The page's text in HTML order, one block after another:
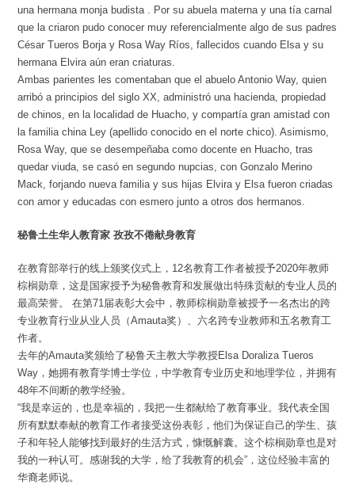
una hermana monja budista . Por su abuela materna y una tía carnal
que la criaron pudo conocer muy referencialmente algo de sus padres
César Tueros Borja y Rosa Way Ríos, fallecidos cuando Elsa y su
hermana Elvira aún eran criaturas.
Ambas parientes les comentaban que el abuelo Antonio Way, quien
arribó a principios del siglo XX, administró una hacienda, propiedad
de chinos, en la localidad de Huacho, y compartía gran amistad con
la familia china Ley (apellido conocido en el norte chico). Asimismo,
Rosa Way, que se desempeñaba como docente en Huacho, tras
quedar viuda, se casó en segundo nupcias, con Gonzalo Merino
Mack, forjando nueva familia y sus hijas Elvira y Elsa fueron criadas
con amor y educadas con esmero junto a otros dos hermanos.
秘鲁土生华人教育家 孜孜不倦献身教育
在教育部举行的线上颁奖仪式上，12名教育工作者被授予2020年教师
棕榈勋章，这是国家授予为秘鲁教育和发展做出特殊贡献的专业人员的
最高荣誉。 在第71届表彰大会中，教师棕榈勋章被授予一名杰出的跨
专业教育行业从业人员（Amauta奖）、六名跨专业教师和五名教育工
作者。
去年的Amauta奖颁给了秘鲁天主教大学教授Elsa Doraliza Tueros
Way，她拥有教育学博士学位，中学教育专业历史和地理学位，并拥有
48年不间断的教学经验。
“我是幸运的，也是幸福的，我把一生都献给了教育事业。我代表全国
所有默默奉献的教育工作者接受这份表彰，他们为保证自己的学生、孩
子和年轻人能够找到最好的生活方式，慷慨解囊。这个棕榈勋章也是对
我的一种认可。感谢我的大学，给了我教育的机会”，这位经验丰富的
华裔老师说。